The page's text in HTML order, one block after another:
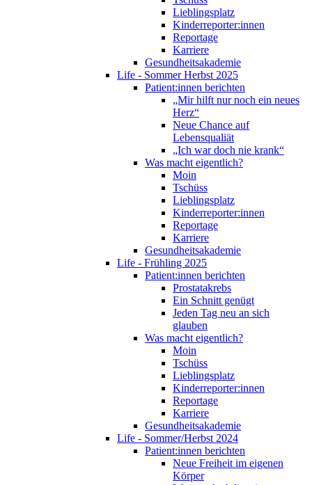
Lieblingsplatz
Kinderreporter:innen
Reportage
Karriere
Gesundheitsakademie
Life - Sommer Herbst 2025
Patient:innen berichten
„Mir hilft nur noch ein neues
Herz“
Neue Chance auf
Lebensqualiät
„Ich war doch nie krank“
Was macht eigentlich?
Moin
Tschüss
Lieblingsplatz
Kinderreporter:innen
Reportage
Karriere
Gesundheitsakademie
Life - Frühling 2025
Patient:innen berichten
Prostatakrebs
Ein Schnitt genügt
Jeden Tag neu an sich
glauben
Was macht eigentlich?
Moin
Tschüss
Lieblingsplatz
Kinderreporter:innen
Reportage
Karriere
Gesundheitsakademie
Life - Sommer/Herbst 2024
Patient:innen berichten
Neue Freiheit im eigenen
Körper